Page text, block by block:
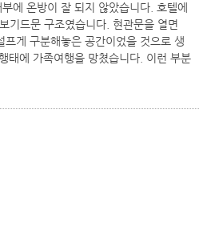
에 온방이 잘 되지 않았습니다. 호텔에
기드문 구조였습니다. 현관문을 열면
게 구분해놓은 공간이었을 것으로 생
태에 가족여행을 망쳤습니다. 이런 부분